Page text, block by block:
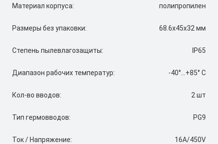
Материал корпуса: полипропилен
Размеры без упаковки: 68.6x45x32 мм
Степень пылевлагозащиты: IP65
Диапазон рабочих температур: -40°...+85° C
Кол-во вводов: 2 шт
Тип гермовводов: PG9
Ток / Напряжение: 16A/450V